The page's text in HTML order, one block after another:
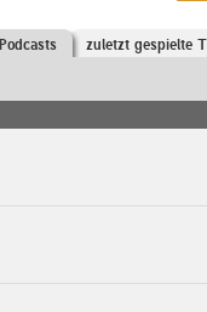
Podcasts zuletzt gespielte